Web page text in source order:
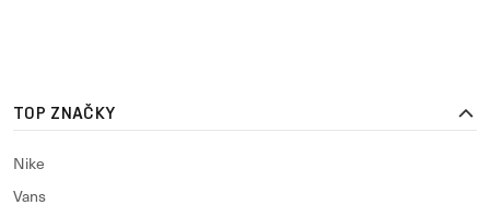
TOP ZNAČKY
Nike
Vans